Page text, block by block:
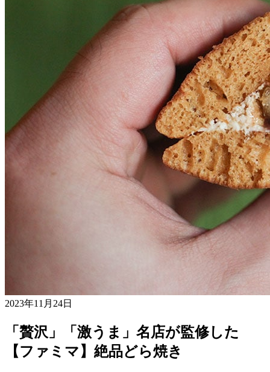
2023年11月24日
「贅沢」「激うま」名店が監修した
【ファミマ】絶品どら焼き